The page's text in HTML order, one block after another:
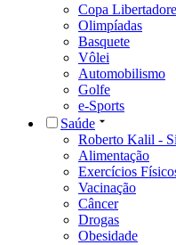
Copa
Olimpíadas
Basquete
Vôlei
Automobilismo
Golfe
e-Sports
Saúde
Roberto Kalil -
Alimentação
Exercícios
Vacinação
Câncer
Drogas
Obesidade